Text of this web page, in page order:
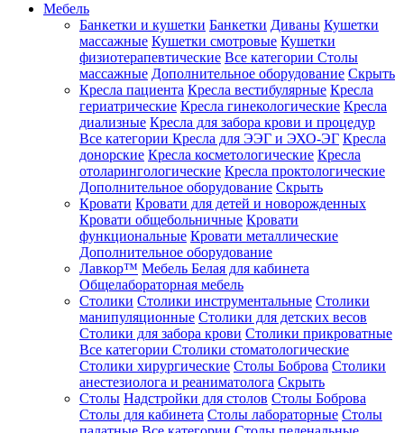
Мебель
Банкетки и кушетки Банкетки Диваны Кушетки
массажные Кушетки смотровые Кушетки
физиотерапевтические Все категории Столы
массажные Дополнительное оборудование Скрыть
Кресла пациента Кресла вестибулярные Кресла
гериатрические Кресла гинекологические Кресла
диализные Кресла для забора крови и процедур
Все категории Кресла для ЭЭГ и ЭХО-ЭГ Кресла
донорские Кресла косметологические Кресла
отоларингологические Кресла проктологические
Дополнительное оборудование Скрыть
Кровати Кровати для детей и новорожденных
Кровати общебольничные Кровати
функциональные Кровати металлические
Дополнительное оборудование
Лавкор™ Мебель Белая для кабинета
Общелабораторная мебель
Столики Столики инструментальные Столики
манипуляционные Столики для детских весов
Столики для забора крови Столики прикроватные
Все категории Столики стоматологические
Столики хирургические Столы Боброва Столики
анестезиолога и реаниматолога Скрыть
Столы Надстройки для столов Столы Боброва
Столы для кабинета Столы лабораторные Столы